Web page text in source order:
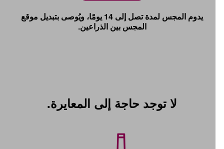
يدوم المجس لمدة تصل إلى 14 يومًا، ويُوصى بتبديل موقع
المجس بين الذراعين.
لا توجد حاجة إلى المعايرة.